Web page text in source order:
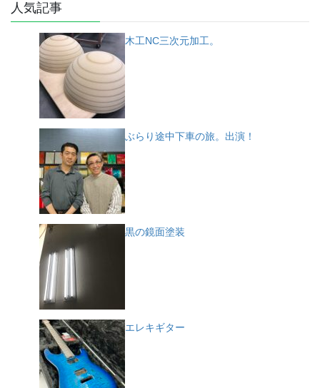
人気記事
木工NC三次元加工。
ぶらり途中下車の旅。出演！
黒の鏡面塗装
エレキギター